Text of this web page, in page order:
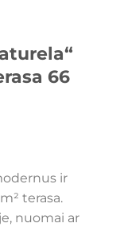
66
ir
terasa.
nuomai ar